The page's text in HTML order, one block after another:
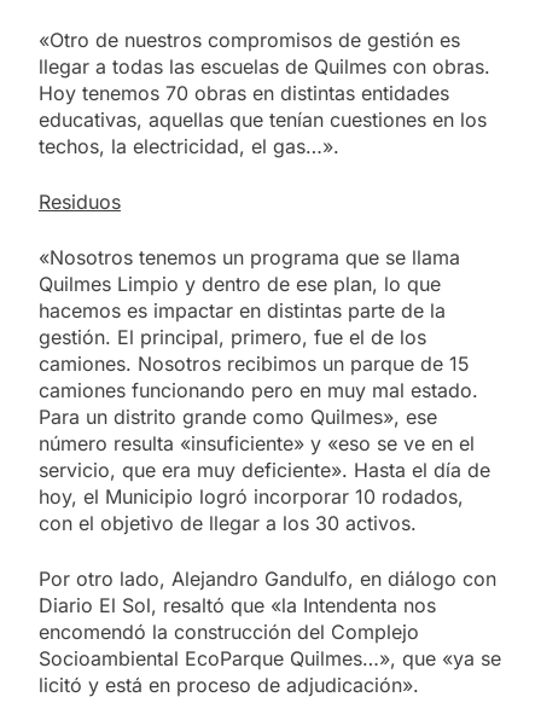
«Otro de nuestros compromisos de gestión es
llegar a todas las escuelas de Quilmes con obras.
Hoy tenemos 70 obras en distintas entidades
educativas, aquellas que tenían cuestiones en los
techos, la electricidad, el gas…».
Residuos
«Nosotros tenemos un programa que se llama
Quilmes Limpio y dentro de ese plan, lo que
hacemos es impactar en distintas parte de la
gestión. El principal, primero, fue el de los
camiones. Nosotros recibimos un parque de 15
camiones funcionando pero en muy mal estado.
Para un distrito grande como Quilmes», ese
número resulta «insuficiente» y «eso se ve en el
servicio, que era muy deficiente». Hasta el día de
hoy, el Municipio logró incorporar 10 rodados,
con el objetivo de llegar a los 30 activos.
Por otro lado, Alejandro Gandulfo, en diálogo con
Diario El Sol, resaltó que «la Intendenta nos
encomendó la construcción del Complejo
Socioambiental EcoParque Quilmes…», que «ya se
licitó y está en proceso de adjudicación».